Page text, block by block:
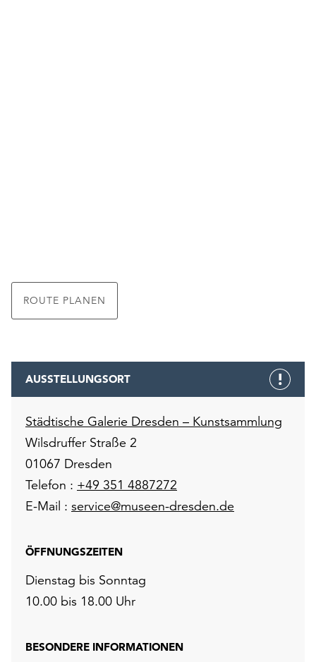
ROUTE PLANEN
AUSSTELLUNGSORT
Städtische Galerie Dresden – Kunstsammlung
Wilsdruffer Straße 2
01067 Dresden
Telefon : +49 351 4887272
E-Mail : service@museen-dresden.de
ÖFFNUNGSZEITEN
Dienstag bis Sonntag
10.00 bis 18.00 Uhr
BESONDERE INFORMATIONEN